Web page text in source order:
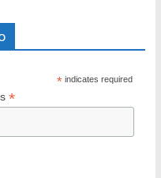
* indicates required
*